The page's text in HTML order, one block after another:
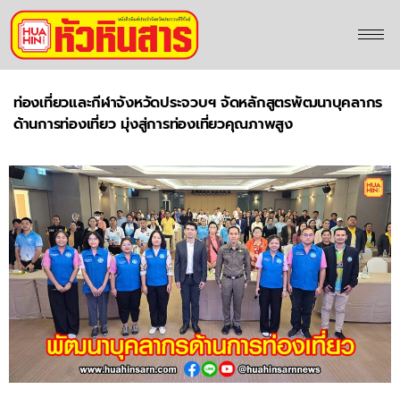
ท่องเที่ยวและกีฬาจังหวัดประจวบฯ จัดหลักสูตรพัฒนาบุคลากร
ด้านการท่องเที่ยว มุ่งสู่การท่องเที่ยวคุณภาพสูง